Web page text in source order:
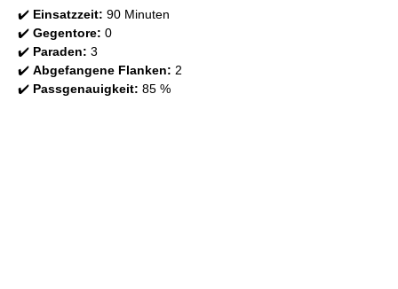
✔️ Einsatzzeit: 90 Minuten
✔️ Gegentore: 0
✔️ Paraden: 3
✔️ Abgefangene Flanken: 2
✔️ Passgenauigkeit: 85 %